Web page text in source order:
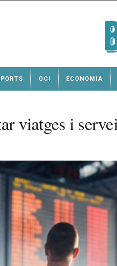
OCI ECONOMIA
viatges i